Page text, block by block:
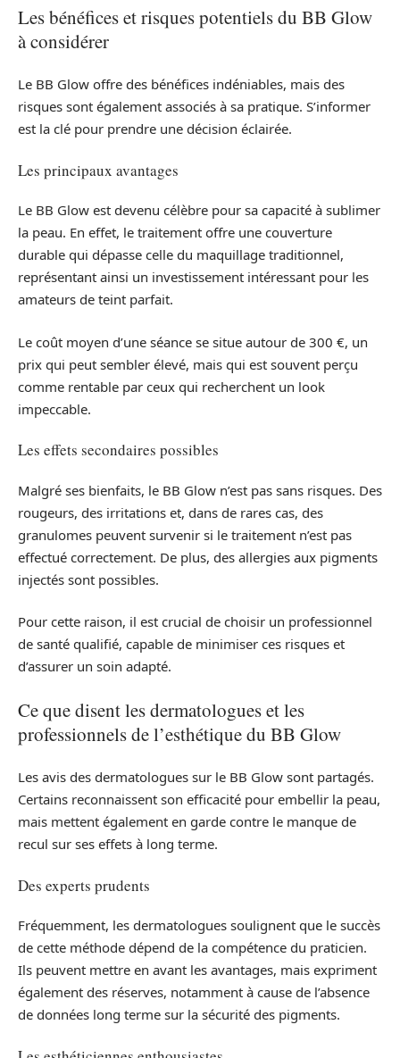
Les bénéfices et risques potentiels du BB Glow
à considérer
Le BB Glow offre des bénéfices indéniables, mais des
risques sont également associés à sa pratique. S’informer
est la clé pour prendre une décision éclairée.
Les principaux avantages
Le BB Glow est devenu célèbre pour sa capacité à sublimer
la peau. En effet, le traitement offre une couverture
durable qui dépasse celle du maquillage traditionnel,
représentant ainsi un investissement intéressant pour les
amateurs de teint parfait.
Le coût moyen d’une séance se situe autour de 300 €, un
prix qui peut sembler élevé, mais qui est souvent perçu
comme rentable par ceux qui recherchent un look
impeccable.
Les effets secondaires possibles
Malgré ses bienfaits, le BB Glow n’est pas sans risques. Des
rougeurs, des irritations et, dans de rares cas, des
granulomes peuvent survenir si le traitement n’est pas
effectué correctement. De plus, des allergies aux pigments
injectés sont possibles.
Pour cette raison, il est crucial de choisir un professionnel
de santé qualifié, capable de minimiser ces risques et
d’assurer un soin adapté.
Ce que disent les dermatologues et les
professionnels de l’esthétique du BB Glow
Les avis des dermatologues sur le BB Glow sont partagés.
Certains reconnaissent son efficacité pour embellir la peau,
mais mettent également en garde contre le manque de
recul sur ses effets à long terme.
Des experts prudents
Fréquemment, les dermatologues soulignent que le succès
de cette méthode dépend de la compétence du praticien.
Ils peuvent mettre en avant les avantages, mais expriment
également des réserves, notamment à cause de l’absence
de données long terme sur la sécurité des pigments.